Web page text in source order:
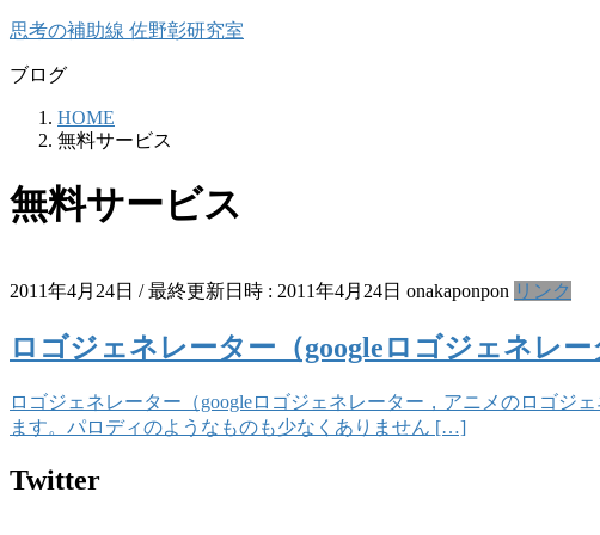
コ
テ
ス
キ
ッ
ナ
ゲ
ン
に
移
思考の補助線 佐野彰研究室
ブログ
HOME
無料サービス
無料サービス
2011年4月24日 / 最終更新日時 : 2011年4月24日 onakaponpon リンク
ロゴジェネレーター（googleロゴジェネレ
ロゴジェネレーター（googleロゴジェネレーター，アニメのロゴジ
ます。パロディのようなものも少なくありません […]
Twitter